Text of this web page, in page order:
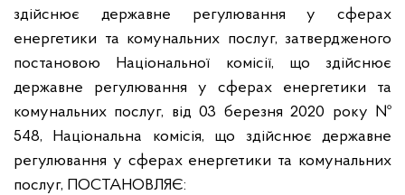
здійснює державне регулювання у сферах
енергетики та комунальних послуг, затвердженого
постановою Національної комісії, що здійснює
державне регулювання у сферах енергетики та
комунальних послуг, від 03 березня 2020 року №
548, Національна комісія, що здійснює державне
регулювання у сферах енергетики та комунальних
послуг, ПОСТАНОВЛЯЄ: